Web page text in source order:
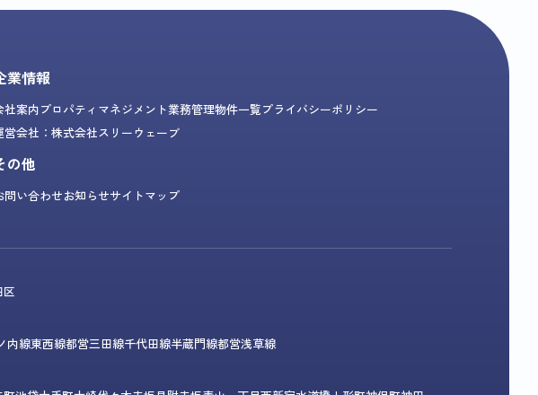
業情報
社案内プロパティマネジメント業務管理物件一覧プライバシーポリシー
営会社：株式会社スリーウェーブ
の他
問い合わせお知らせサイトマップ
区
内線東西線都営三田線千代田線半蔵門線都営浅草線